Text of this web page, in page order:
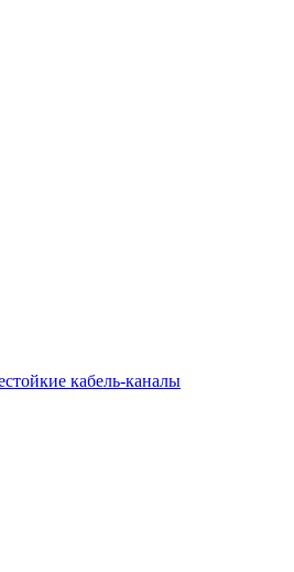
кабель-каналы